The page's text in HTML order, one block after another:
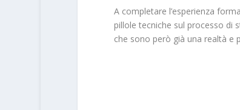
A completare l’esperienza
pillole tecniche sul processo di
che sono però già una realtà e